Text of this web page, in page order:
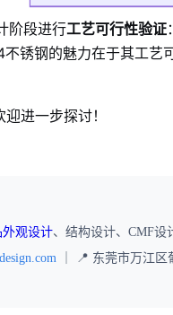
阶段进行工艺可行性验证
锈钢的魅力在于其工
进一步探讨！
外观设计、结构设计、CMF设
｜ 📍 东莞市万江区